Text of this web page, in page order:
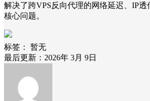
解决了跨VPS反向代理的网络延迟、IP
核心问题。
标签：
暂无
最后更新：2026年 3月 9日